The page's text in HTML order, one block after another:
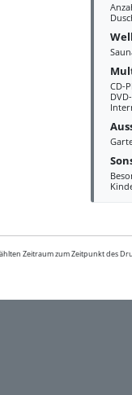
CD-
Zeitraum zum Zeitpunkt des